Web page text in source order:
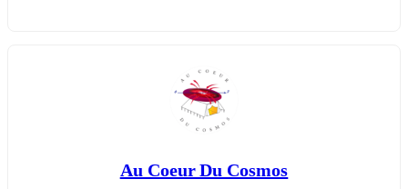
Au Coeur Du Cosmos